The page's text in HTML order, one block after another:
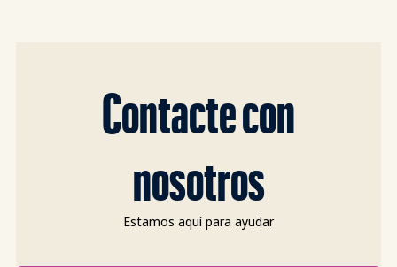
Contacte con
nosotros
Estamos aquí para ayudar